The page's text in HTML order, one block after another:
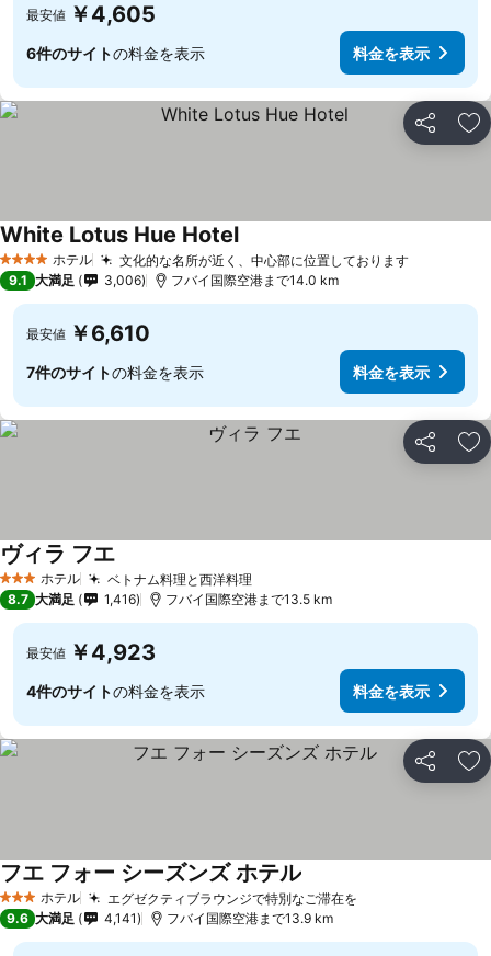
最安値 ￥4,605
6件のサイトの料金を表示 料金を表示
シェア お
4 ホテルのランク
ホテル 文化的な名所が近く、中心部に位置しております料金を表
White Lotus Hue Hotel料金を表示
9.1 大満足 3,006 フバイ国際空港まで14.0 km
最安値 ￥6,610
7件のサイトの料金を表示 料金を表示
シェア お
3 ホテルのランク
ホテル ベトナム料理と西洋料理料金を表示
ヴィラ フエ料金を表示
8.7 大満足 1,416 フバイ国際空港まで13.5 km
最安値 ￥4,923
4件のサイトの料金を表示 料金を表示
シェア お
3 ホテルのランク
ホテル エグゼクティブラウンジで特別なご滞在を
フエ フォー シーズンズ ホテル
9.6 大満足 4,141 フバイ国際空港まで13.9 km